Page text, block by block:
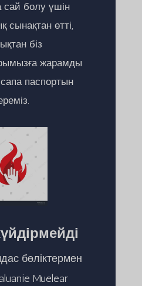
сай болу үшін
сынақтан өтті,
біз
жарамды
паспортын
бөліктермен
Muelear